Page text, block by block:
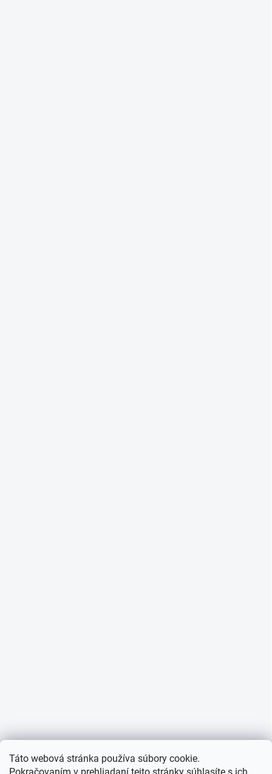
Táto webová stránka používa súbory cookie.